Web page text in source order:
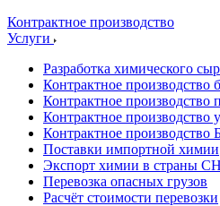
Контрактное производство
Услуги
Разработка химического
Контрактное производство
Контрактное
Контрактное производство
Контрактное производство
Поставки импортной химии
Экспорт химии в страны
Перевозка опасных грузов
Расчёт стоимости перевозки